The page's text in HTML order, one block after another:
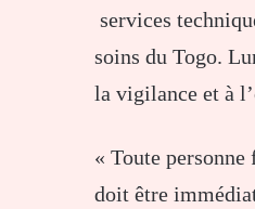
services
soins du Togo.
la vigilance et à
« Toute
doit être